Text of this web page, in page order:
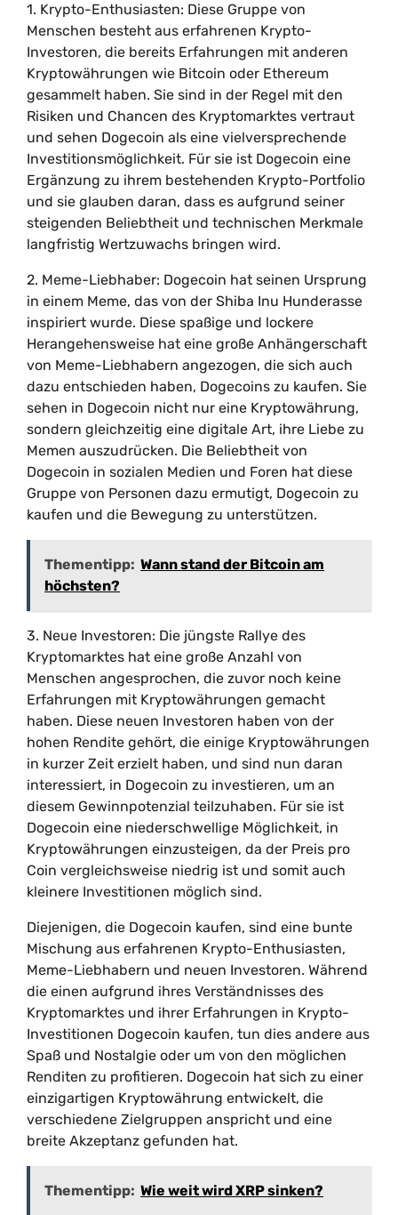
1. Krypto-Enthusiasten: Diese Gruppe von
Menschen besteht aus erfahrenen Krypto-
Investoren, die bereits Erfahrungen mit anderen
Kryptowährungen wie Bitcoin oder Ethereum
gesammelt haben. Sie sind in der Regel mit den
Risiken und Chancen des Kryptomarktes vertraut
und sehen Dogecoin als eine vielversprechende
Investitionsmöglichkeit. Für sie ist Dogecoin eine
Ergänzung zu ihrem bestehenden Krypto-Portfolio
und sie glauben daran, dass es aufgrund seiner
steigenden Beliebtheit und technischen Merkmale
langfristig Wertzuwachs bringen wird.
2. Meme-Liebhaber: Dogecoin hat seinen Ursprung
in einem Meme, das von der Shiba Inu Hunderasse
inspiriert wurde. Diese spaßige und lockere
Herangehensweise hat eine große Anhängerschaft
von Meme-Liebhabern angezogen, die sich auch
dazu entschieden haben, Dogecoins zu kaufen. Sie
sehen in Dogecoin nicht nur eine Kryptowährung,
sondern gleichzeitig eine digitale Art, ihre Liebe zu
Memen auszudrücken. Die Beliebtheit von
Dogecoin in sozialen Medien und Foren hat diese
Gruppe von Personen dazu ermutigt, Dogecoin zu
kaufen und die Bewegung zu unterstützen.
Thementipp: Wann stand der Bitcoin am
höchsten?
3. Neue Investoren: Die jüngste Rallye des
Kryptomarktes hat eine große Anzahl von
Menschen angesprochen, die zuvor noch keine
Erfahrungen mit Kryptowährungen gemacht
haben. Diese neuen Investoren haben von der
hohen Rendite gehört, die einige Kryptowährungen
in kurzer Zeit erzielt haben, und sind nun daran
interessiert, in Dogecoin zu investieren, um an
diesem Gewinnpotenzial teilzuhaben. Für sie ist
Dogecoin eine niederschwellige Möglichkeit, in
Kryptowährungen einzusteigen, da der Preis pro
Coin vergleichsweise niedrig ist und somit auch
kleinere Investitionen möglich sind.
Diejenigen, die Dogecoin kaufen, sind eine bunte
Mischung aus erfahrenen Krypto-Enthusiasten,
Meme-Liebhabern und neuen Investoren. Während
die einen aufgrund ihres Verständnisses des
Kryptomarktes und ihrer Erfahrungen in Krypto-
Investitionen Dogecoin kaufen, tun dies andere aus
Spaß und Nostalgie oder um von den möglichen
Renditen zu profitieren. Dogecoin hat sich zu einer
einzigartigen Kryptowährung entwickelt, die
verschiedene Zielgruppen anspricht und eine
breite Akzeptanz gefunden hat.
Thementipp: Wie weit wird XRP sinken?